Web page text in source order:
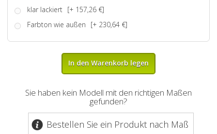
klar lackiert [+ 157,26 €]
Farbton wie außen
[+ 230,64 €]
In den Warenkorb legen
Sie haben kein Modell mit den richtigen Maßen
gefunden?
Bestellen Sie ein Produkt nach Maß